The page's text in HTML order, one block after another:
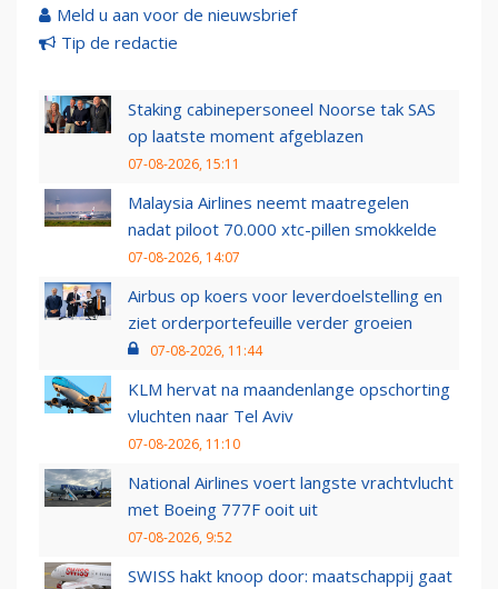
Meld u aan voor de nieuwsbrief
Tip de redactie
Staking cabinepersoneel Noorse tak SAS
op laatste moment afgeblazen
07-08-2026, 15:11
Malaysia Airlines neemt maatregelen
nadat piloot 70.000 xtc-pillen smokkelde
07-08-2026, 14:07
Airbus op koers voor leverdoelstelling en
ziet orderportefeuille verder groeien
07-08-2026, 11:44
KLM hervat na maandenlange opschorting
vluchten naar Tel Aviv
07-08-2026, 11:10
National Airlines voert langste vrachtvlucht
met Boeing 777F ooit uit
07-08-2026, 9:52
SWISS hakt knoop door: maatschappij gaat